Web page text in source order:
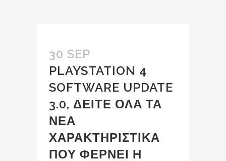
30 SEP
PLAYSTATION 4
SOFTWARE UPDATE
3.0, ΔΕΙΤΕ ΟΛΑ ΤΑ
ΝΕΑ
ΧΑΡΑΚΤΗΡΙΣΤΙΚΑ
ΠΟΥ ΦΕΡΝΕΙ Η